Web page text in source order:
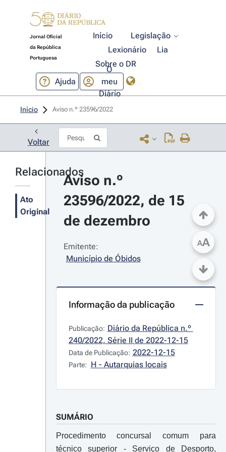
Jornal Oficial
da República
Portuguesa
Início
Legislação
Lexionário
Lia
Sobre o DR
Ajuda
O
meu
Diário
Início Aviso n.º 23596/2022
Voltar
Relacionados
Ato
Original
Aviso n.º
23596/2022, de 15
de dezembro
Emitente:
Município de Óbidos
Informação da publicação
Publicação: Diário da República n.º
240/2022, Série II de 2022-12-15
Data de Publicação: 2022-12-15
Parte: H - Autarquias locais
SUMÁRIO
Procedimento concursal comum para
técnico superior - Serviço de Desporto,
AA